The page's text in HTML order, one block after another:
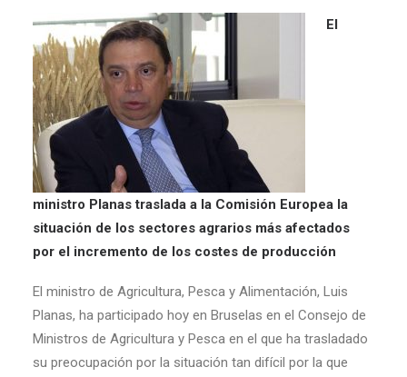
El
ministro Planas traslada a la Comisión Europea la
situación de los sectores agrarios más afectados
por el incremento de los costes de producción
El ministro de Agricultura, Pesca y Alimentación, Luis
Planas, ha participado hoy en Bruselas en el Consejo de
Ministros de Agricultura y Pesca en el que ha trasladado
su preocupación por la situación tan difícil por la que